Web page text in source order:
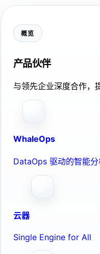
概览
产品伙伴
与领先企业深度合作，
WhaleOps
DataOps 驱动的智能
云器
Single Engine for All